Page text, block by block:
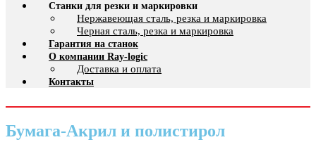
Станки для резки и маркировки
Нержавеющая сталь, резка и маркировка
Черная сталь, резка и маркировка
Гарантия на станок
О компании Ray-logic
Доставка и оплата
Контакты
Бумага-Акрил и полистирол